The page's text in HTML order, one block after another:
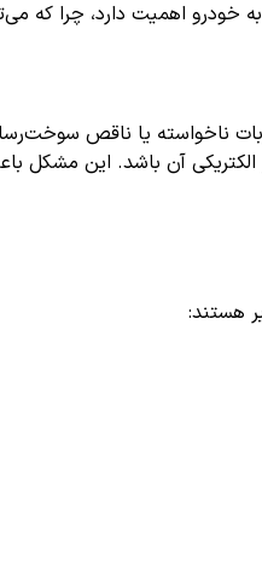
خودرو اهمیت دارد، چرا که
ناخواسته یا ناقص
الکتریکی آن باشد. این مشکل